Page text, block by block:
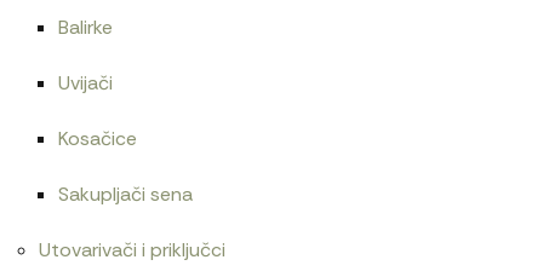
Balirke
Uvijači
Kosačice
Sakupljači sena
Utovarivači i priključci